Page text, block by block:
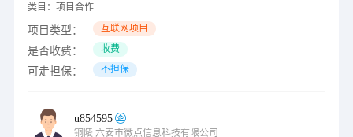
类目： 项目合作
项目类型： 互联网项目
是否收费： 收费
可走担保： 不担保
u854595
铜陵 六安市微点信息科技有限公司